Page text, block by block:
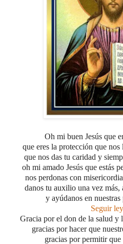
Oh mi buen Jesús que
que eres la protección que
que nos das tu caridad y
oh mi amado Jesús que estás
nos perdonas con misericordia
danos tu auxilio una vez más,
y ayúdanos en
Seguir
Gracia por el don de la salud y
gracias por hacer que
gracias por permitir que